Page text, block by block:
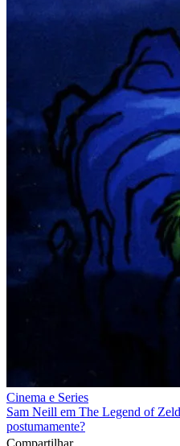
Cinema e Series
Sam Neill em The Legend of
postumamente?